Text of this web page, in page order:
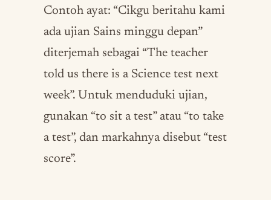
Contoh ayat: “Cikgu beritahu kami
ada ujian Sains minggu depan”
diterjemah sebagai “The teacher
told us there is a Science test next
week”. Untuk menduduki ujian,
gunakan “to sit a test” atau “to take
a test”, dan markahnya disebut “test
score”.